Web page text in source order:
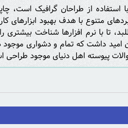
از طراحان گرافیک است،
متنوع با هدف بهبود
با نرم افزارها شناخت بیشتری
داشت که تمام و دشواری موجود
پیوسته اهل دنیای موجود طراحی